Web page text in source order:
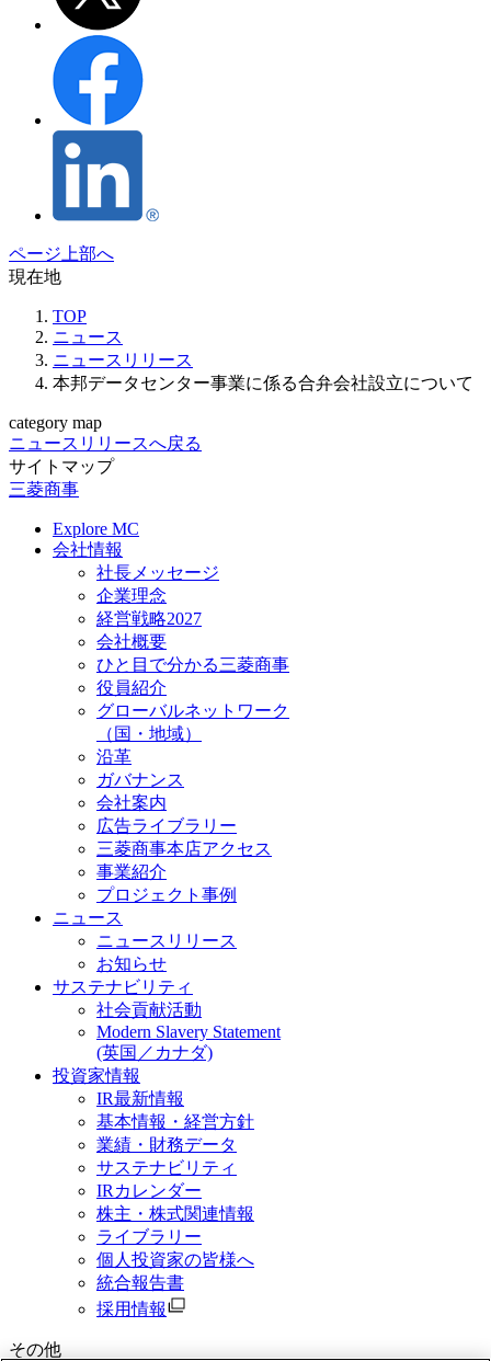
ページ上部へ
現在地
TOP
ニュース
ニュースリリース
本邦データセンター事業に係る合弁会社設立について
category map
ニュースリリースへ戻る
サイトマップ
三菱商事
Explore MC
会社情報
社長メッセージ
企業理念
経営戦略2027
会社概要
ひと目で分かる三菱商事
役員紹介
グローバルネットワーク
（国・地域）
沿革
ガバナンス
会社案内
広告ライブラリー
三菱商事本店アクセス
事業紹介
プロジェクト事例
ニュース
ニュースリリース
お知らせ
サステナビリティ
社会貢献活動
Modern Slavery Statement
(英国／カナダ)
投資家情報
IR最新情報
基本情報・経営方針
業績・財務データ
サステナビリティ
IRカレンダー
株主・株式関連情報
ライブラリー
個人投資家の皆様へ
統合報告書
採用情報
その他